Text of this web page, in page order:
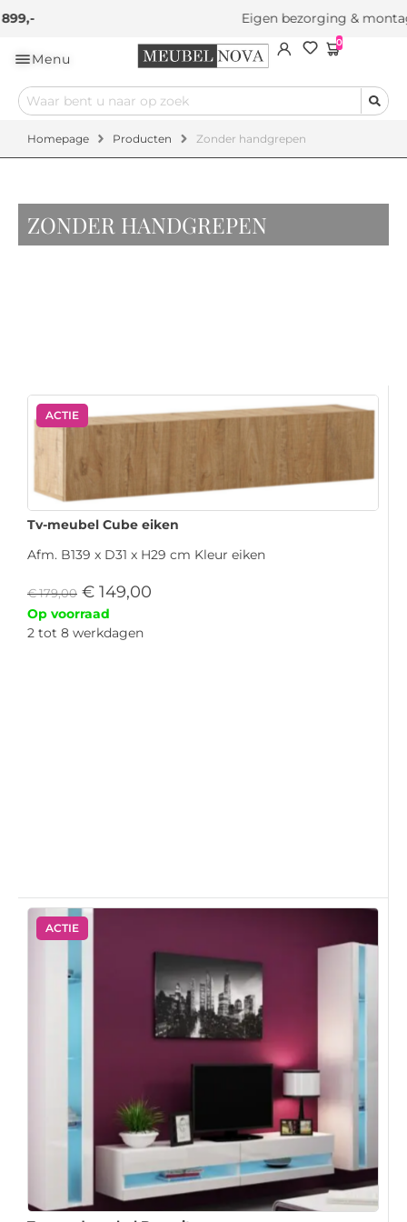
Eigen bezorging & montageservice
Menu
0
Homepage Producten Zonder handgrepen
ZONDER HANDGREPEN
ACTIE
Tv-meubel Cube eiken
Afm. B139 x D31 x H29 cm Kleur eiken
€179,00 € 149,00
Op voorraad
2 tot 8 werkdagen
ACTIE